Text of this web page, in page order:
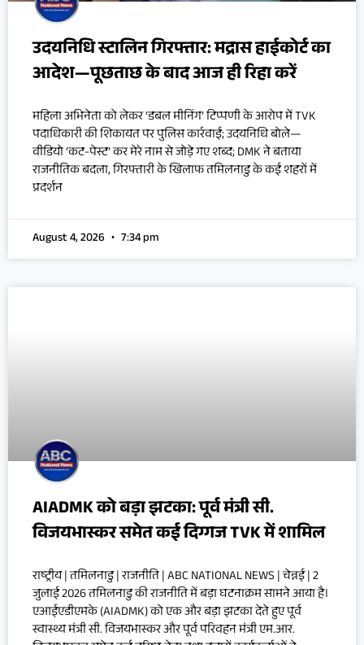
उदयनिधि स्टालिन गिरफ्तार: मद्रास हाईकोर्ट का
आदेश—पूछताछ के बाद आज ही रिहा करें
महिला अभिनेता को लेकर ‘डबल मीनिंग’ टिप्पणी के आरोप में TVK
पदाधिकारी की शिकायत पर पुलिस कार्रवाई; उदयनिधि बोले—
वीडियो ‘कट-पेस्ट’ कर मेरे नाम से जोड़े गए शब्द; DMK ने बताया
राजनीतिक बदला, गिरफ्तारी के खिलाफ तमिलनाडु के कई शहरों में
प्रदर्शन
August 4, 2026 7:34 pm
AIADMK को बड़ा झटका: पूर्व मंत्री सी.
विजयभास्कर समेत कई दिग्गज TVK में शामिल
राष्ट्रीय | तमिलनाडु | राजनीति | ABC NATIONAL NEWS | चेन्नई | 2
जुलाई 2026 तमिलनाडु की राजनीति में बड़ा घटनाक्रम सामने आया है।
एआईएडीएमके (AIADMK) को एक और बड़ा झटका देते हुए पूर्व
स्वास्थ्य मंत्री सी. विजयभास्कर और पूर्व परिवहन मंत्री एम.आर.